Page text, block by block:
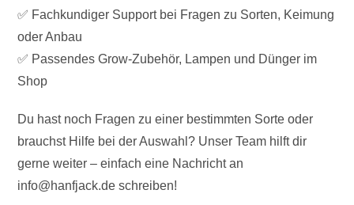
✅ Fachkundiger Support bei Fragen zu Sorten, Keimung
oder Anbau
✅ Passendes Grow-Zubehör, Lampen und Dünger im
Shop
Du hast noch Fragen zu einer bestimmten Sorte oder
brauchst Hilfe bei der Auswahl? Unser Team hilft dir
gerne weiter – einfach eine Nachricht an
info@hanfjack.de schreiben!